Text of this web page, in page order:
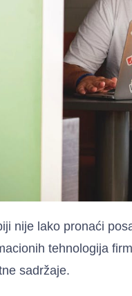
nije lako pronaći
tehnologija
sadržaje.